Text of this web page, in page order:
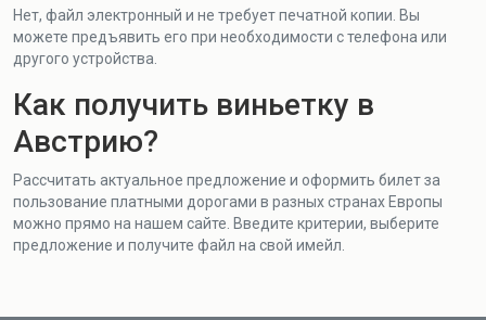
Нет, файл электронный и не требует печатной копии. Вы
можете предъявить его при необходимости с телефона или
другого устройства.
Как получить виньетку в
Австрию?
Рассчитать актуальное предложение и оформить билет за
пользование платными дорогами в разных странах Европы
можно прямо на нашем сайте. Введите критерии, выберите
предложение и получите файл на свой имейл.